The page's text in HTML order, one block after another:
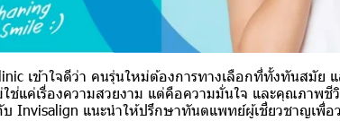
เข้าใจดีว่า คนรุ่นใหม่ต้องการทางเลือกที่ทั้งทันสมัย
ช่แค่เรื่องความสวยงาม แต่คือความมั่นใจ และคุณภาพชี
Invisalign แนะนำให้ปรึกษาทันตแพทย์ผู้เชี่ยวชาญเพื่อ